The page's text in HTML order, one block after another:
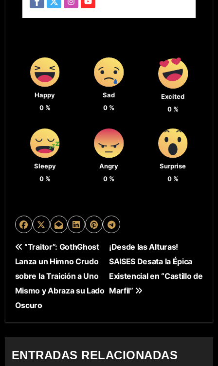
Happy
0%
Sad
0 %
Excited
0%
Sleepy
0%
Angry
0 %
Surprise
0%
N
A
V
E
G
A
“Traitor”: GothGhost
Lanza un Himno Crudo
sobre la Traición a Uno
Mismo y Abraza su Lado
Oscuro
¡Desde las Alturas!
SAISES Desata la Épica
Existencial en “Castillo de
Marfil”
ENTRADAS RELACIONADAS